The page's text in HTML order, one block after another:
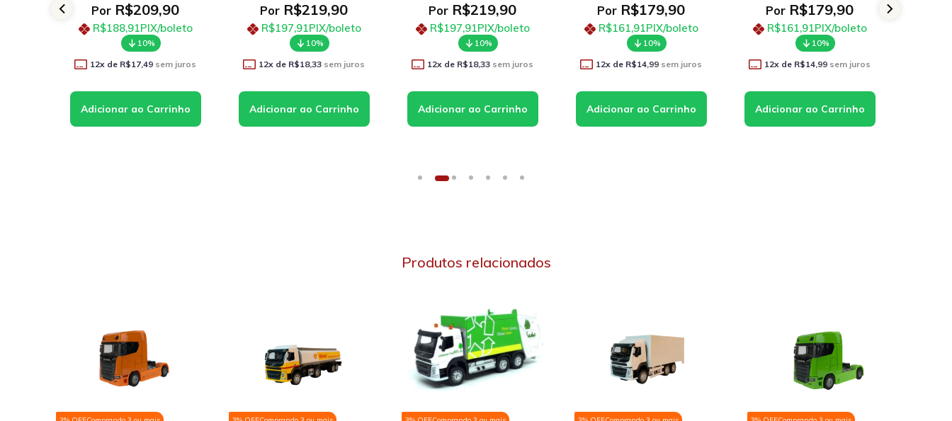
PorR$219,90
R$197,91PIX/boleto
10%
12 x de R$18,33sem juros
PorR$219,90
R$197,91PIX/boleto
10%
12 x de R$18,33sem juros
PorR$179,90
R$161,91PIX/boleto
10%
12 x de R$14,99sem juros
PorR$179,90
R$161,91PIX/boleto
10%
12 x de R$14,99sem juros
PorR$59,90
R$53,91PIX/boleto
10%
11x de R$5,45sem juros
Produtos relacionados